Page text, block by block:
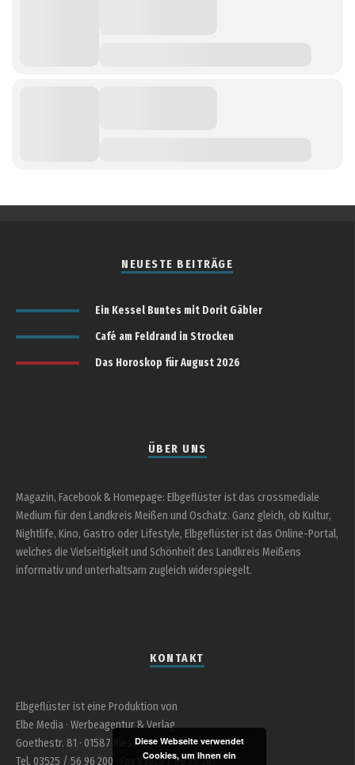
NEUESTE BEITRÄGE
Ein Kessel Buntes mit Dorit Gäbler
Café am Feldrand in Strocken
Das Horoskop für August 2026
ÜBER UNS
Magazin, Facebook & Homepage: Elbgeflüster ist das crossmediale
Medium für den Landkreis Meißen und Oschatz. Ganz gleich, ob Kultur,
Nightlife, Kino, Gastro oder Lifestyle, Elbgeflüster ist das Online-Portal,
welches die Vielseitigkeit und Schönheit des Landkreis Meißens
informativ und unterhaltsam zugleich widerspiegelt.
KONTAKT
Elbgeflüster ist eine Produktion von
Elbe Media · Werbeagentur & Verlag
Goethestr. 81 · 01587 Riesa
Tel. 03525 / 56 96 200 · Fax 03525 / 56 96 201
Diese Webseite verwendet
Cookies, um Ihnen ein